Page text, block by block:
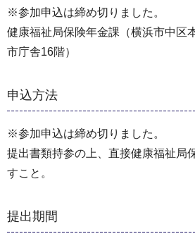
※参加申込は締め切りました。
健康福祉局保険年金課（横浜市中
市庁舎16階）
申込方法
※参加申込は締め切りました。
提出書類持参の上、直接健康福祉局
すこと。
提出期間